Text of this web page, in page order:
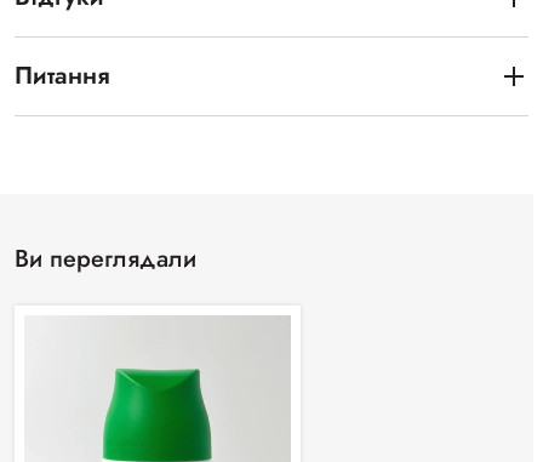
Питання
Ви переглядали